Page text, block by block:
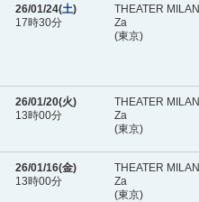
26/01/24(土)
17時30分
THEATER
Za
(東京)
26/01/20(火)
13時00分
THEATER
Za
(東京)
26/01/16(金)
13時00分
THEATER
Za
(東京)